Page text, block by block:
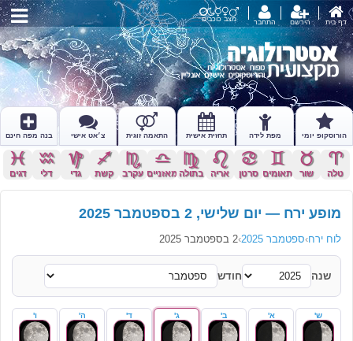
דף בית הירשם התחבר מצב כוכבים
הורוסקופ יומי מפת לידה תחזית אישית התאמה זוגית צ׳אט אישי בנה מפה חינם
a
טלה
s
שור
d
תאומים
f
סרטן
g
אריה
h
בתולה
j
מאזניים
k
עקרב
l
קשת
z
גדי
x
דלי
c
דגים
מופע ירח — יום שלישי, 2 בספטמבר 2025
לוח ירח›ספטמבר 2025 ›2 בספטמבר 2025
שנה חודש
ש' א' ב' ג' ד' ה' ו'